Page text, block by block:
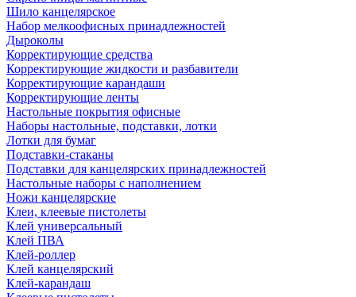
Шило канцелярское
Набор мелкоофисных принадлежностей
Дыроколы
Корректирующие средства
Корректирующие жидкости и разбавители
Корректирующие карандаши
Корректирующие ленты
Настольные покрытия офисные
Наборы настольные, подставки, лотки
Лотки для бумаг
Подставки-стаканы
Подставки для канцелярских принадлежностей
Настольные наборы с наполнением
Ножи канцелярские
Клеи, клеевые пистолеты
Клей универсальный
Клей ПВА
Клей-роллер
Клей канцелярский
Клей-карандаш